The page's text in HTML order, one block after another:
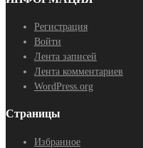
Регистрация
Войти
Лента записей
Лента комментариев
WordPress.org
Страницы
Избранное